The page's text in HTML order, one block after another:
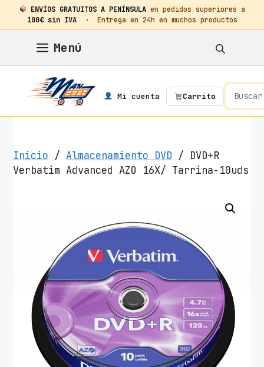
ENVÍOS GRATUITOS A PENÍNSULA en pedidos superiores a
100€ sin IVA· Entrega en 24h en muchos productos
contenido
Menú
Mi cuenta Carrito
Inicio / Almacenamiento DVD / DVD+R
Verbatim Advanced AZO 16X/ Tarrina-10uds